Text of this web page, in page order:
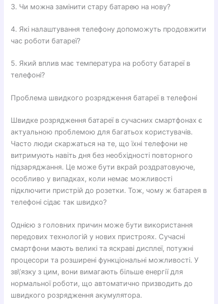
3. Чи можна замінити стару батарею на нову?
4. Які налаштування телефону допоможуть продовжити
час роботи батареї?
5. Який вплив має температура на роботу батареї в
телефоні?
Проблема швидкого розрядження батареї в телефоні
Швидке розрядження батареї в сучасних смартфонах є
актуальною проблемою для багатьох користувачів.
Часто люди скаржаться на те, що їхні телефони не
витримують навіть дня без необхідності повторного
підзаряджання. Це може бути вкрай роздратовуюче,
особливо у випадках, коли немає можливості
підключити пристрій до розетки. Тож, чому ж батарея в
телефоні сідає так швидко?
Однією з головних причин може бути використання
передових технологій у нових пристроях. Сучасні
смартфони мають великі та яскраві дисплеї, потужні
процесори та розширені функціональні можливості. У
зв\’язку з цим, вони вимагають більше енергії для
нормальної роботи, що автоматично призводить до
швидкого розрядження акумулятора.